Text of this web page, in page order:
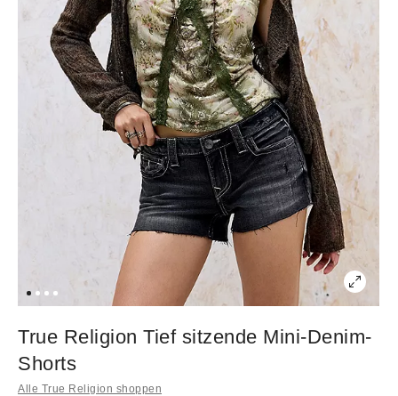
True Religion Tief sitzende Mini-Denim-
Shorts
Alle True Religion shoppen